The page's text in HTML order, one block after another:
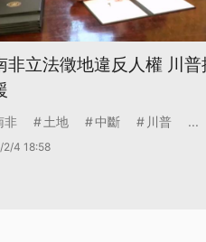
非立法徵地違反人權 川
非 土地 中斷 川普 ...
2/4 18:58